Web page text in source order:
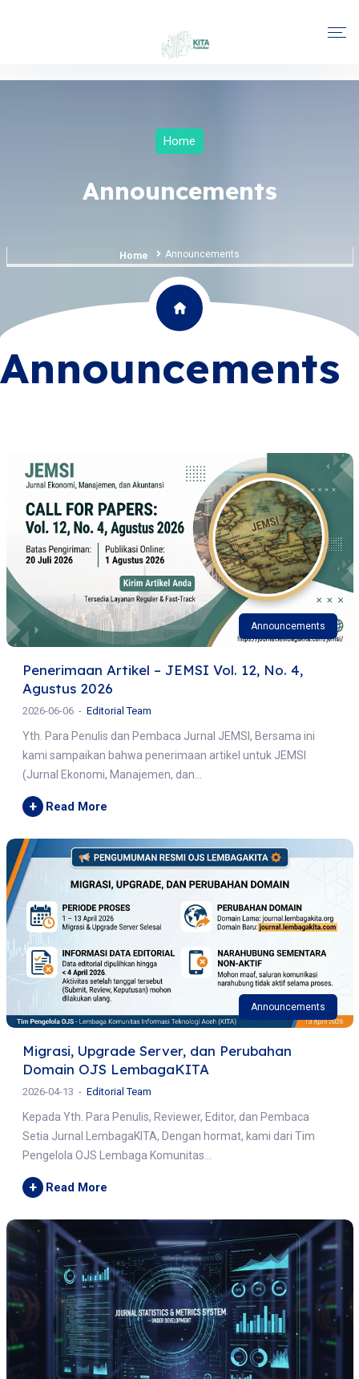
Home
Announcements
Home Announcements
Announcements
Announcements
Penerimaan Artikel – JEMSI Vol. 12, No. 4,
Agustus 2026
2026-06-06 Editorial Team
Yth. Para Penulis dan Pembaca Jurnal JEMSI, Bersama ini
kami sampaikan bahwa penerimaan artikel untuk JEMSI
(Jurnal Ekonomi, Manajemen, dan...
+ Read More
Announcements
Migrasi, Upgrade Server, dan Perubahan
Domain OJS LembagaKITA
2026-04-13 Editorial Team
Kepada Yth. Para Penulis, Reviewer, Editor, dan Pembaca
Setia Jurnal LembagaKITA, Dengan hormat, kami dari Tim
Pengelola OJS Lembaga Komunitas...
+ Read More